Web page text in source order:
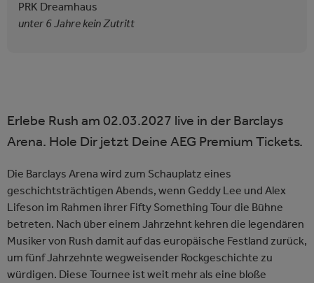
PRK Dreamhaus
unter 6 Jahre kein Zutritt
Erlebe Rush am 02.03.2027 live in der Barclays
Arena. Hole Dir jetzt Deine AEG Premium Tickets.
Die Barclays Arena wird zum Schauplatz eines
geschichtsträchtigen Abends, wenn Geddy Lee und Alex
Lifeson im Rahmen ihrer Fifty Something Tour die Bühne
betreten. Nach über einem Jahrzehnt kehren die legendären
Musiker von Rush damit auf das europäische Festland zurück,
um fünf Jahrzehnte wegweisender Rockgeschichte zu
würdigen. Diese Tournee ist weit mehr als eine bloße